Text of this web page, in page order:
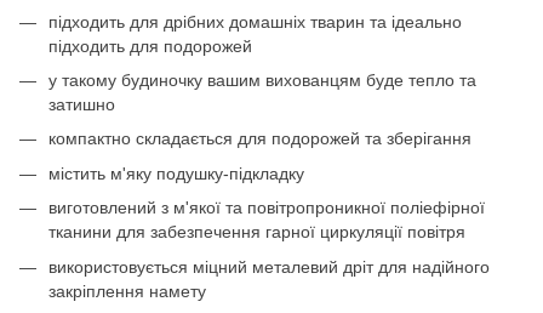
підходить для дрібних домашніх тварин та ідеально
підходить для подорожей
у такому будиночку вашим вихованцям буде тепло та
затишно
компактно складається для подорожей та зберігання
містить м'яку подушку-підкладку
виготовлений з м'якої та повітропроникної поліефірної
тканини для забезпечення гарної циркуляції повітря
використовується міцний металевий дріт для надійного
закріплення намету